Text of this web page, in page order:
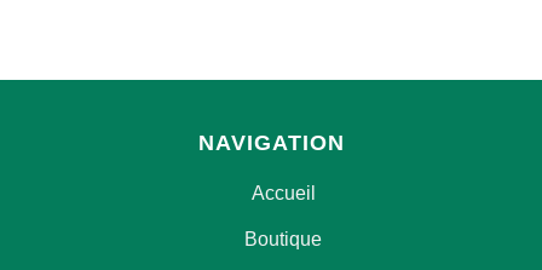
NAVIGATION
Accueil
Boutique